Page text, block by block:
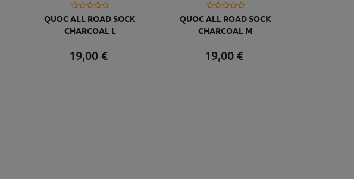
QUOC ALL ROAD SOCK
CHARCOAL L
19,00€
QUOC ALL ROAD SOCK
CHARCOAL M
19,00€